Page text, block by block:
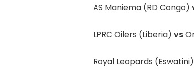
AS Maniema (RD Congo)
LPRC Oilers (Liberia) vs
Royal Leopards (Eswatini)